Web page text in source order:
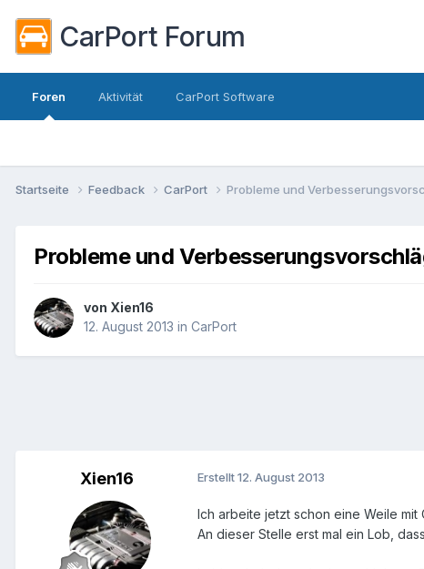
CarPort Forum
Foren Aktivität CarPort Software
Startseite Feedback CarPort Probleme und
Probleme und
von Xien16
12. August 2013 in CarPort
Xien16 Erstellt12. August 2013
Ich arbeite jetzt schon eine Weile mit
An dieser Stelle erst mal ein Lob,